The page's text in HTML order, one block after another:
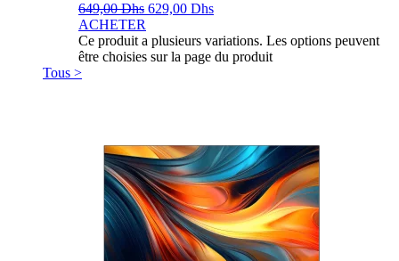
649,00Dhs 629,00 Dhs
ACHETER
Ce produit a plusieurs variations. Les options peuvent
être choisies sur la page du produit
Tous >